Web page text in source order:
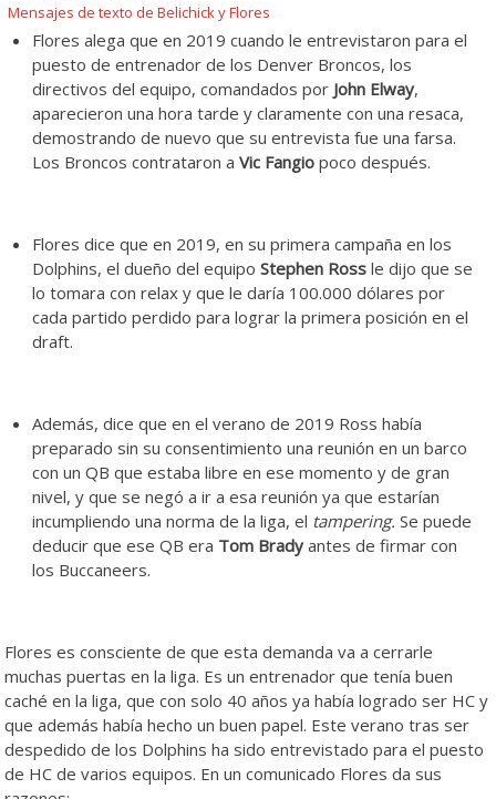
Mensajes de texto de Belichick y Flores
Flores alega que en 2019 cuando le entrevistaron para el
puesto de entrenador de los Denver Broncos, los
directivos del equipo, comandados por John Elway,
aparecieron una hora tarde y claramente con una resaca,
demostrando de nuevo que su entrevista fue una farsa.
Los Broncos contrataron aVic Fangio poco después.
Flores dice que en 2019, en su primera campaña en los
Dolphins, el dueño del equipoStephen Ross le dijo que se
lo tomara con relax y que le daría 100.000 dólares por
cada partido perdido para lograr la primera posición en el
draft.
Además, dice que en el verano de 2019 Ross había
preparado sin su consentimiento una reunión en un barco
con un QB que estaba libre en ese momento y de gran
nivel, y que se negó a ir a esa reunión ya que estarían
incumpliendo una norma de la liga, el tampering. Se puede
deducir que ese QB era Tom Brady antes de firmar con
los Buccaneers.
Flores es consciente de que esta demanda va a cerrarle
muchas puertas en la liga. Es un entrenador que tenía buen
caché en la liga, que con solo 40 años ya había logrado ser HC y
que además había hecho un buen papel. Este verano tras ser
despedido de los Dolphins ha sido entrevistado para el puesto
de HC de varios equipos. En un comunicado Flores da sus